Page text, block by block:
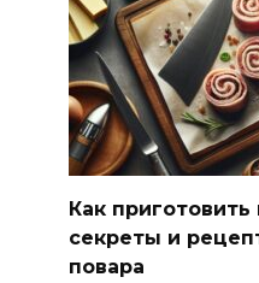
Как
секреты и
повара